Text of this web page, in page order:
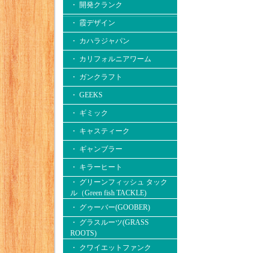
・ 開発クランク
・ 霞デザイン
・ カハラジャパン
・ カリフォルニアワーム
・ ガンクラフト
・ GEEKS
・ ギミック
・ キャスティーク
・ ギャンブラー
・ キラーヒート
・ グリーンフィッシュ タック
ル（Green fish TACKLE)
・ グゥーバー(GOOBER)
・ グラスルーツ(GRASS
ROOTS)
・ クワイエットファンク